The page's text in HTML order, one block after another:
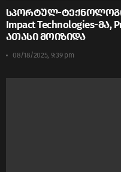
სპორტულ-
Impact Technologies-მა,
ათასი მოიზიდა
08/18/2025, 9:39 pm